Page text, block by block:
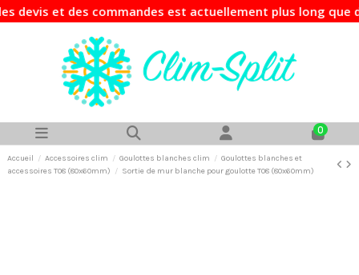
des commandes est actuellement plus long que
0
Accueil Accessoires clim Goulottes blanches clim
Goulottes blanches et
accessoires T08 (80x60mm)
Sortie de mur blanche pour goulotte T08 (80x60mm)